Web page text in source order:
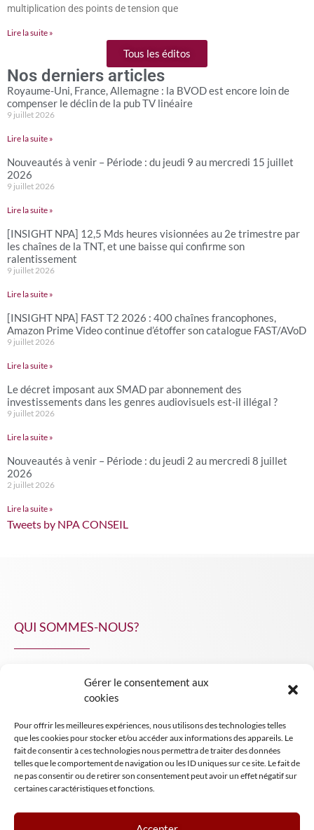
Gérer le consentement aux
cookies
Pour offrir les meilleures expériences, nous utilisons des technologies telles
que les cookies pour stocker et/ou accéder aux informations des appareils. Le
fait de consentir à ces technologies nous permettra de traiter des données
telles que le comportement de navigation ou les ID uniques sur ce site. Le fait de
ne pas consentir ou de retirer son consentement peut avoir un effet négatif sur
certaines caractéristiques et fonctions.
multiplication des points de tension que
Lire la suite »
Tous les éditos
Nos derniers articles
Royaume-Uni, France, Allemagne : la BVOD est encore loin de
compenser le déclin de la pub TV linéaire
9 juillet 2026
Lire la suite »
Nouveautés à venir – Période : du jeudi 9 au mercredi 15 juillet
2026
9 juillet 2026
Lire la suite »
[INSIGHT NPA] 12,5 Mds heures visionnées au 2e trimestre par
les chaînes de la TNT, et une baisse qui confirme son
ralentissement
9 juillet 2026
Lire la suite »
[INSIGHT NPA] FAST T2 2026 : 400 chaînes francophones,
Amazon Prime Video continue d’étoffer son catalogue FAST/AVoD
9 juillet 2026
Lire la suite »
Le décret imposant aux SMAD par abonnement des
investissements dans les genres audiovisuels est-il illégal ?
9 juillet 2026
Lire la suite »
Nouveautés à venir – Période : du jeudi 2 au mercredi 8 juillet
2026
2 juillet 2026
Lire la suite »
Tweets by NPA CONSEIL
QUI SOMMES-NOUS?
INSIGHT NPA